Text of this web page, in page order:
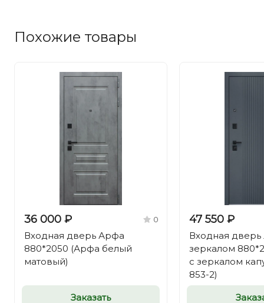
Похожие товары
36 000 ₽ 0
Входная дверь Арфа
880*2050 (Арфа белый
матовый)
Заказать
47 550 ₽
Входная дверь
зеркалом
с зеркалом
853-2)